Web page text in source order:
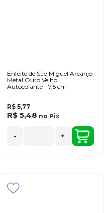
Enfeite de São Miguel Arcanjo
Metal Ouro Velho
Autocolante - 7,5 cm
R$ 5,77
R$ 5,48 no Pix
- +